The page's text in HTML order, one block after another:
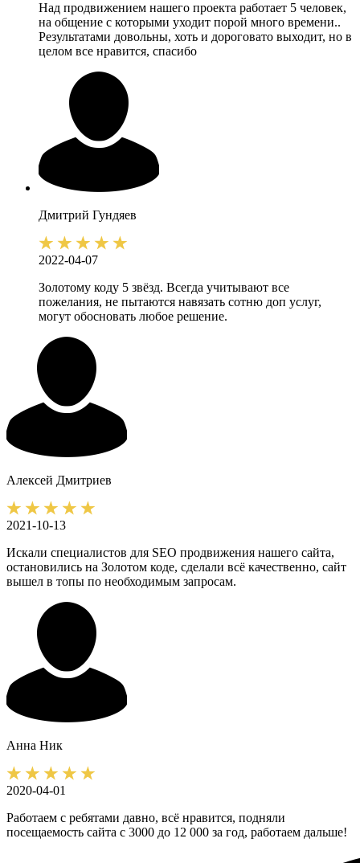
Над продвижением нашего проекта работает 5 человек,
на общение с которыми уходит порой много времени..
Результатами довольны, хоть и дороговато выходит, но в
целом все нравится, спасибо
Дмитрий Гундяев
2022-04-07
Золотому коду 5 звёзд. Всегда учитывают все
пожелания, не пытаются навязать сотню доп услуг,
могут обосновать любое решение.
Алексей Дмитриев
2021-10-13
Искали специалистов для SEO продвижения нашего сайта,
остановились на Золотом коде, сделали всё качественно, сайт
вышел в топы по необходимым запросам.
Анна Ник
2020-04-01
Работаем с ребятами давно, всё нравится, подняли
посещаемость сайта с 3000 до 12 000 за год, работаем дальше!